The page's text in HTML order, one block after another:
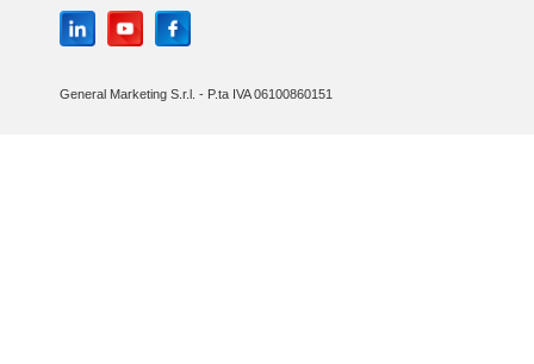
General Marketing S.r.l. - P.ta IVA 06100860151